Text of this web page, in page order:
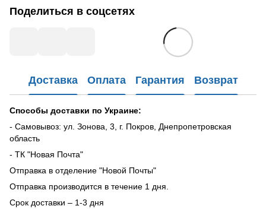
Поделиться в соцсетях
Доставка Оплата Гарантия Возврат
Способы доставки по Украине:
- Самовывоз: ул. Зонова, 3, г. Покров, Днепропетровская
область
- ТК "Новая Почта"
Отправка в отделение "Новой Почты"
Отправка производится в течение 1 дня.
Срок доставки – 1-3 дня